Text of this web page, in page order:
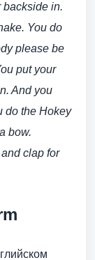
backside in.
You do
please be
put your
And you
do the Hokey
bow.
clap for